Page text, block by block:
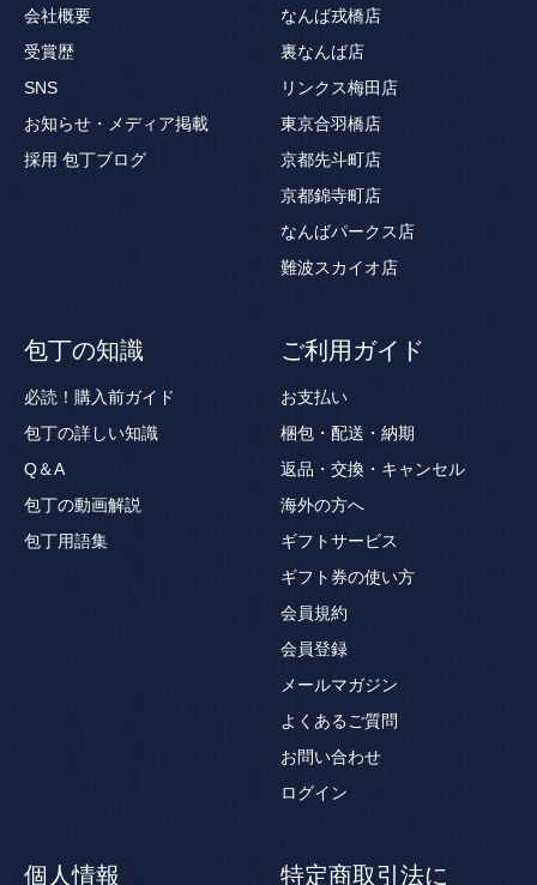
会社概要
受賞歴
SNS
お知らせ・メディア掲載
採用 包丁ブログ
なんば戎橋店
裏なんば店
リンクス梅田店
東京合羽橋店
京都先斗町店
京都錦寺町店
なんばパークス店
難波スカイオ店
包丁の知識
必読！購入前ガイド
包丁の詳しい知識
Q＆A
包丁の動画解説
包丁用語集
ご利用ガイド
お支払い
梱包・配送・納期
返品・交換・キャンセル
海外の方へ
ギフトサービス
ギフト券の使い方
会員規約
会員登録
メールマガジン
よくあるご質問
お問い合わせ
ログイン
個人情報 特定商取引法に